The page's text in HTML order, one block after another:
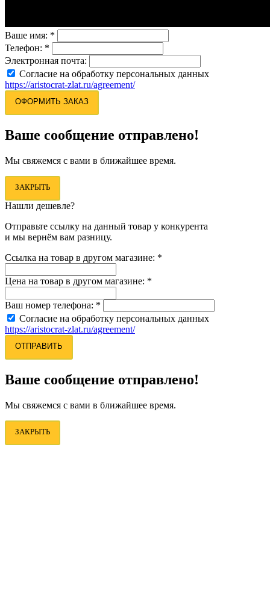
Ваше имя: *
Телефон: *
Электронная почта:
Согласие на обработку персональных данных
https://aristocrat-zlat.ru/agreement/
ОФОРМИТЬ ЗАКАЗ
Ваше сообщение отправлено!
Мы свяжемся с вами в ближайшее время.
ЗАКРЫТЬ
Нашли дешевле?
Отправьте ссылку на данный товар у конкурента
и мы вернём вам разницу.
Ссылка на товар в другом магазине: *
Цена на товар в другом магазине: *
Ваш номер телефона: *
Согласие на обработку персональных данных
https://aristocrat-zlat.ru/agreement/
ОТПРАВИТЬ
Ваше сообщение отправлено!
Мы свяжемся с вами в ближайшее время.
ЗАКРЫТЬ